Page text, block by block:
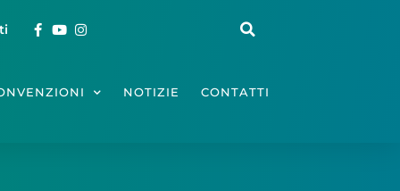
NOTIZIE CONTATTI